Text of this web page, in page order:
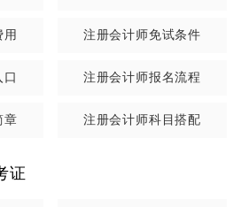
阶段考试和综合阶段考试，考生
所需要的专业知识、是否掌握基
司战略与风险管理、财务成本管
用 注册会计师免试条件
注册会计师报名流程
章 注册会计师科目搭配
证